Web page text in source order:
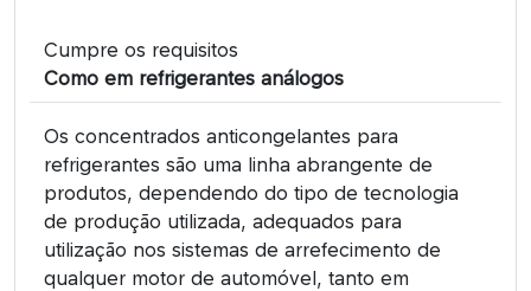
Cumpre os requisitos
Como em refrigerantes análogos
Os concentrados anticongelantes para
refrigerantes são uma linha abrangente de
produtos, dependendo do tipo de tecnologia
de produção utilizada, adequados para
utilização nos sistemas de arrefecimento de
qualquer motor de automóvel, tanto em